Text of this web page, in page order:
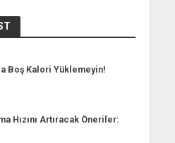
Boş Kalori Yüklemeyin!
Hızını Artıracak Öneriler: